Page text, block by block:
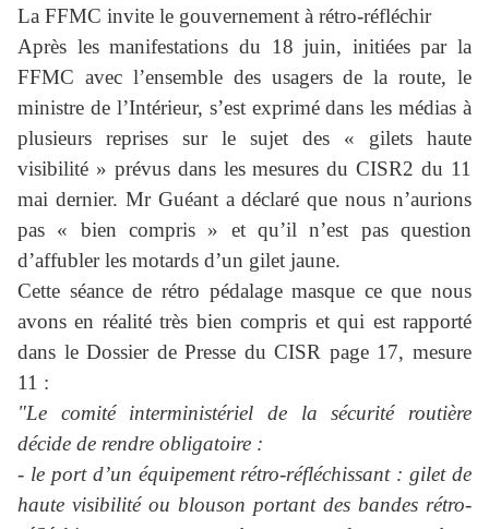
La FFMC invite le gouvernement à rétro-réfléchir
Après les manifestations du 18 juin, initiées par la
FFMC avec l’ensemble des usagers de la route, le
ministre de l’Intérieur, s’est exprimé dans les médias à
plusieurs reprises sur le sujet des « gilets haute
visibilité » prévus dans les mesures du CISR2 du 11
mai dernier. Mr Guéant a déclaré que nous n’aurions
pas « bien compris » et qu’il n’est pas question
d’affubler les motards d’un gilet jaune.
Cette séance de rétro pédalage masque ce que nous
avons en réalité très bien compris et qui est rapporté
dans le Dossier de Presse du CISR page 17, mesure
11 :
"Le comité interministériel de la sécurité routière
décide de rendre obligatoire :
- le port d’un équipement rétro-réfléchissant : gilet de
haute visibilité ou blouson portant des bandes rétro-